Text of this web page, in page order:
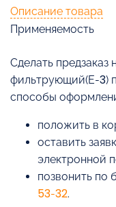
Описание товара
Применяемость
Cделать предзаказ
фильтрующий(Е-3)
способы
положить в
оставить
электронной
позвонить по
53-32.